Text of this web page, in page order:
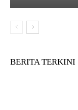
BERITA TERKINI